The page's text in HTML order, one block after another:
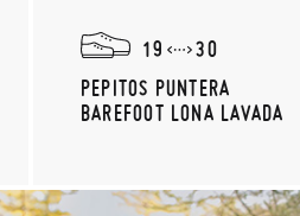
19
30
PEPITOS PUNTERA
BAREFOOT LONA LAVADA